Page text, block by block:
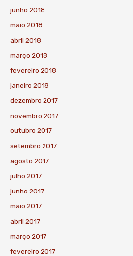
junho 2018
maio 2018
abril 2018
março 2018
fevereiro 2018
janeiro 2018
dezembro 2017
novembro 2017
outubro 2017
setembro 2017
agosto 2017
julho 2017
junho 2017
maio 2017
abril 2017
março 2017
fevereiro 2017